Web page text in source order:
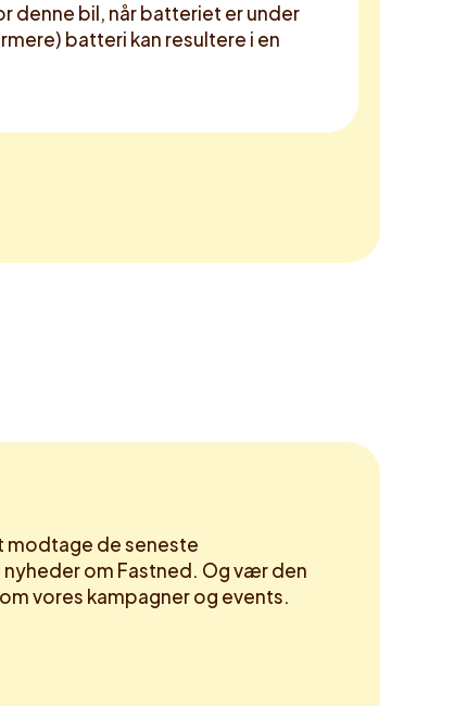
denne bil, når batteriet er under
batteri kan resultere i en
modtage de seneste
om Fastned. Og vær den
vores kampagner og events.